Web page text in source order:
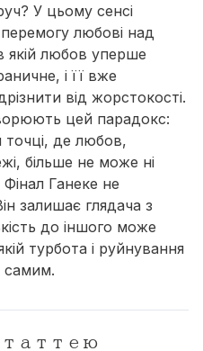
У цьому сенсі
любові над
якій любов уперше
і її вже
від жорстокості.
цей парадокс:
точці, де любов,
більше не може ні
Фінал Ганеке не
залишає глядача з
до іншого може
турбота і руйнування
самим.